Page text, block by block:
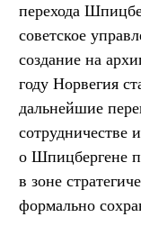
перехода
советское
создание на
году Норвегия
дальнейшие
сотрудничестве
о Шпицбергене
в зоне
формально